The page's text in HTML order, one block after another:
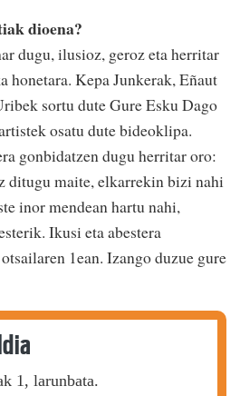
dioena?
dugu, ilusioz, geroz eta herritar
honetara. Kepa Junkerak, Eñaut
sortu dute Gure Esku Dago
osatu dute bideoklipa.
gonbidatzen dugu herritar oro:
ditugu maite, elkarrekin bizi nahi
inor mendean hartu nahi,
Ikusi eta abestera
1ean. Izango duzue gure
1, larunbata.